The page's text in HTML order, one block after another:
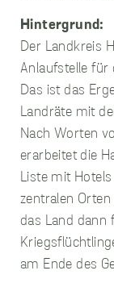
Hintergrund:
Der Landkreis
Anlaufstelle für
Das ist das
Landräte mit
Nach Worten
erarbeitet die
Liste mit
zentralen
das Land dann
am Ende des